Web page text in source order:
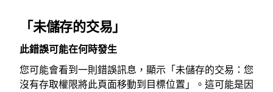
「未儲存的交易」
此錯誤可能在何時發生
您可能會看到一則錯誤訊息，顯示「未儲存的交易：您
沒有存取權限將此頁面移動到目標位置」。這可能是因